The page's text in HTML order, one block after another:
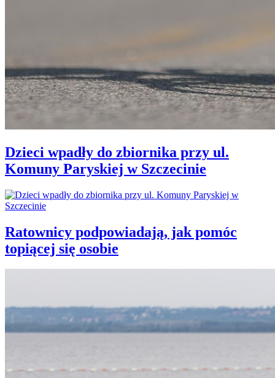
Dzieci wpadły do zbiornika przy ul.
Komuny Paryskiej w Szczecinie
Ratownicy podpowiadają, jak pomóc
topiącej się osobie